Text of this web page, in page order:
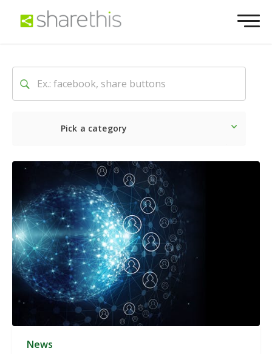
Pick a category
Latest Social
News